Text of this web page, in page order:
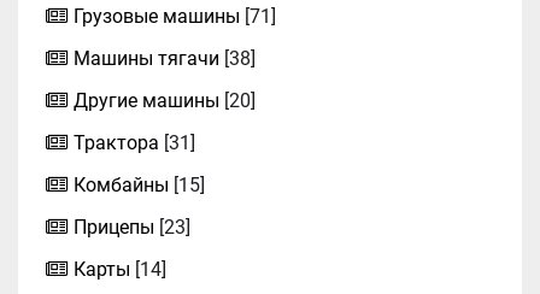
Грузовые машины [71]
Машины тягачи [38]
Другие машины [20]
Трактора [31]
Комбайны [15]
Прицепы [23]
Карты [14]